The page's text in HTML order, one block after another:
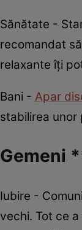
Sănătate -
recomandat
relaxante îți
Bani - Apar
stabilirea unor
Gemeni
Iubire -
vechi. Tot ce